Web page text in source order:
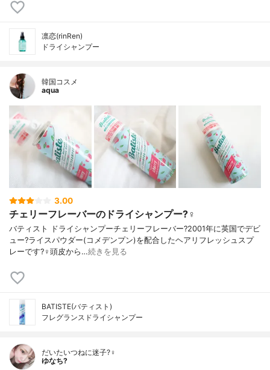
凛恋(rinRen)
ドライシャンプー
韓国コスメ
aqua
3.00
チェリーフレーバーのドライシャンプー?‍♀️
バティスト ドライシャンプーチェリーフレーバー?2001年に英国でデビ
ュー?ライスパウダー(コメデンプン)を配合したヘアリフレッシュスプ
レーです?‍♀️頭皮から…続きを見る
BATISTE(バティスト)
フレグランスドライシャンプー
だいたいつねに迷子?‍♀️
ゆなち?